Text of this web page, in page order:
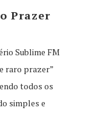
Prazer
Sublime FM
raro prazer”
todos os
simples e